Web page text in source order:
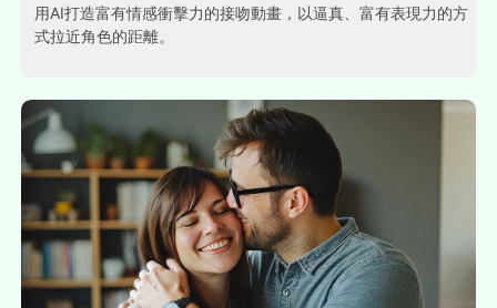
用AI打造富有情感衝擊力的接吻動畫，以逼真、富有表現力的方
式拉近角色的距離。